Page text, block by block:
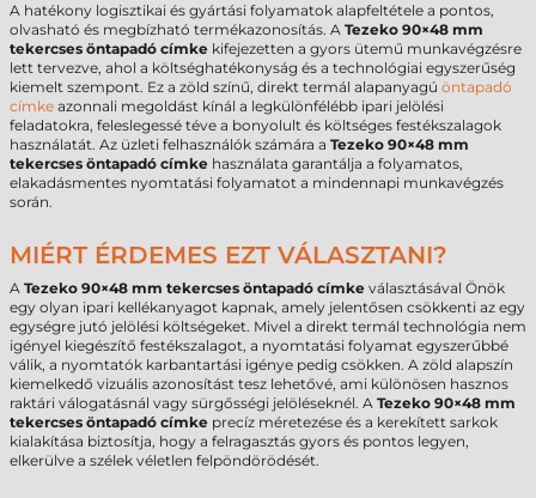
A hatékony logisztikai és gyártási folyamatok alapfeltétele a pontos,
olvasható és megbízható termékazonosítás. A Tezeko 90×48 mm
tekercses öntapadó címke kifejezetten a gyors ütemű munkavégzésre
lett tervezve, ahol a költséghatékonyság és a technológiai egyszerűség
kiemelt szempont. Ez a zöld színű, direkt termál alapanyagú öntapadó
címke azonnali megoldást kínál a legkülönfélébb ipari jelölési
feladatokra, feleslegessé téve a bonyolult és költséges festékszalagok
használatát. Az üzleti felhasználók számára a Tezeko 90×48 mm
tekercses öntapadó címke használata garantálja a folyamatos,
elakadásmentes nyomtatási folyamatot a mindennapi munkavégzés
során.
MIÉRT ÉRDEMES EZT VÁLASZTANI?
A Tezeko 90×48 mm tekercses öntapadó címke választásával Önök
egy olyan ipari kellékanyagot kapnak, amely jelentősen csökkenti az egy
egységre jutó jelölési költségeket. Mivel a direkt termál technológia nem
igényel kiegészítő festékszalagot, a nyomtatási folyamat egyszerűbbé
válik, a nyomtatók karbantartási igénye pedig csökken. A zöld alapszín
kiemelkedő vizuális azonosítást tesz lehetővé, ami különösen hasznos
raktári válogatásnál vagy sürgősségi jelöléseknél. A Tezeko 90×48 mm
tekercses öntapadó címke precíz méretezése és a kerekített sarkok
kialakítása biztosítja, hogy a felragasztás gyors és pontos legyen,
elkerülve a szélek véletlen felpöndörödését.